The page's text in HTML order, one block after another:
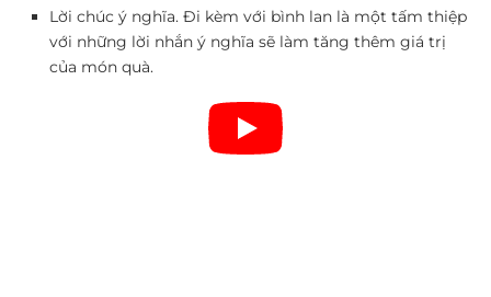
Lời chúc ý nghĩa. Đi kèm với bình lan là một tấm thiệp
với những lời nhắn ý nghĩa sẽ làm tăng thêm giá trị
của món quà.